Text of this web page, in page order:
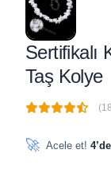
Sertifikalı
Taş Kolye
🚀 Acele et!